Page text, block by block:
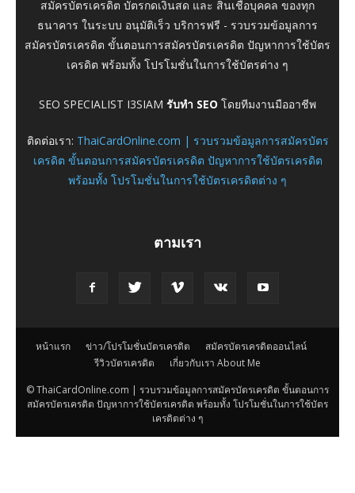
สมัครบัตรเครดิต บัตรกดเงินสด และ สินเชื่อบุคคล ของทุก
ธนาคาร ในระบบ อนุมัติเร็ว บริการฟรี - รวบรวมข้อมูลการ
สมัครบัตรเครดิต ขั้นตอนการสมัครบัตรเครดิต ปัญหาการใช้บัตร
เครดิต พร้อมทั้ง โปรโมชั่นในการใช้บัตรต่าง ๆ
SEO SPECIALIST I3SIAM รับทำ SEO โดยทีมงานมืออาชีพ
ติดต่อเรา: ThaiCardOnline.com | รวบรวมข้อมูลการสมัครบัตร
เครดิต ขั้นตอนการสมัครบัตรเครดิต ปัญหาการใช้บัตรเครดิต
พร้อมทั้ง โปรโมชั่นในการใช้บัตรเครดิตต่าง ๆ
ตามเรา
หน้าแรก ข่าว/โปรโมชั่นบัตรเครดิต
สมัครบัตรเครดิตออนไลน์
รีวิวบัตรเครดิต
เกี่ยวกับเรา About Me
© ThaiCardOnline.com | รวบรวมข้อมูลการสมัครบัตรเครดิต ขั้นตอนการ
สมัครบัตรเครดิต ปัญหาการใช้บัตรเครดิต พร้อมทั้ง โปรโมชั่นในการใช้บัตร
เครดิตต่าง ๆ